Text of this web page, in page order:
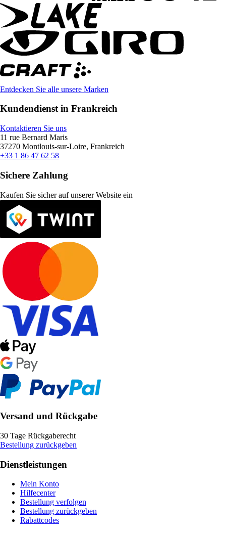
Entdecken Sie alle unsere Marken
Kundendienst in Frankreich
Kontaktieren Sie uns
11 rue Bernard Maris
37270 Montlouis-sur-Loire, Frankreich
+33 1 86 47 62 58
Sichere Zahlung
Kaufen Sie sicher auf unserer Website ein
Versand und Rückgabe
30 Tage Rückgaberecht
Bestellung zurückgeben
Dienstleistungen
Mein Konto
Hilfecenter
Bestellung verfolgen
Bestellung zurückgeben
Rabattcodes